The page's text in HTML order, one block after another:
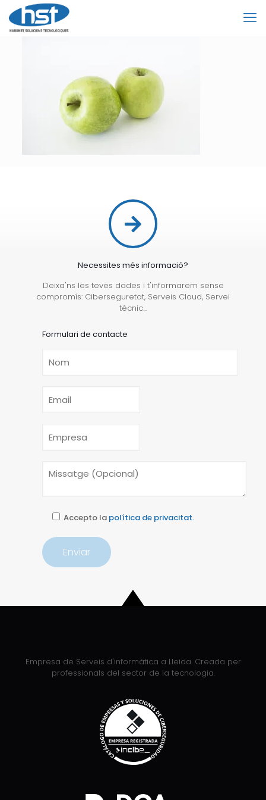
Necessites més informació?
Deixa'ns les teves dades i t'informarem sense
compromís: Ciberseguretat, Serveis Cloud, Servei
tècnic...
Formulari de contacte
Accepto la política de privacitat.
Empresa de Serveis d'informàtica a Lleida. Creada per
professionals del sector de la tecnologia.